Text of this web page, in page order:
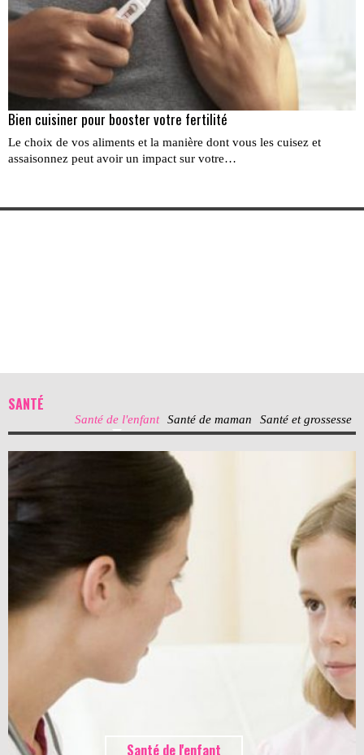
Bien cuisiner pour booster votre fertilité
Le choix de vos aliments et la manière dont vous les cuisez et
assaisonnez peut avoir un impact sur votre…
SANTÉ
Santé de l'enfant Santé de maman Santé et grossesse
Santé de l'enfant